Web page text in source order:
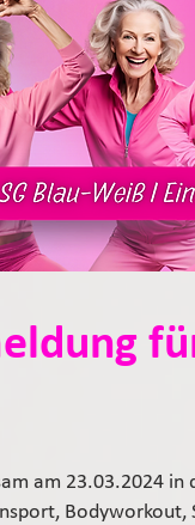
am 23.03.2024